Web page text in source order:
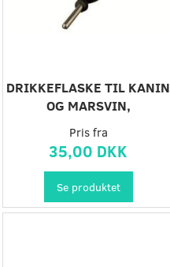
DRIKKEFLASKE TIL KANIN
OG MARSVIN,
Pris fra
35,00 DKK
Se produktet